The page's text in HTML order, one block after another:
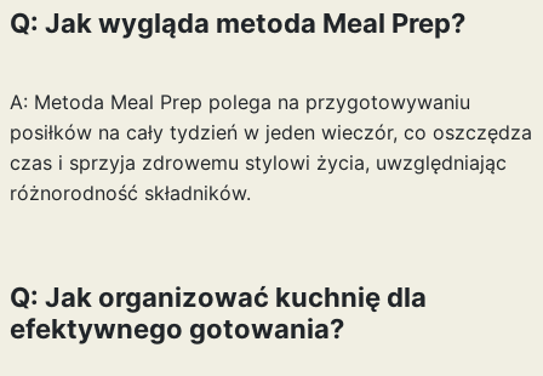
Q: Jak wygląda metoda Meal Prep?
A: Metoda Meal Prep polega na przygotowywaniu
posiłków na cały tydzień w jeden wieczór, co oszczędza
czas i sprzyja zdrowemu stylowi życia, uwzględniając
różnorodność składników.
Q: Jak organizować kuchnię dla
efektywnego gotowania?